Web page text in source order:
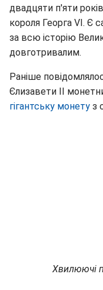
двадцяти п'яти
короля Георга VI. Є
за всю історію
довготривалим.
Раніше
Єлизавети II
гігантську монету з
Хвилюючі